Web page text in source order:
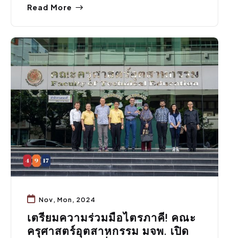
Read More
กิจกรรมคณะ ประชาสัมพันธ์
Nov, Mon, 2024
เตรียมความร่วมมือไตรภาคี! คณะ
ครุศาสตร์อุตสาหกรรม มจพ. เปิด